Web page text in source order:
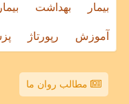
بیمار بهداشت
آموزش رپورتاژ
مطالب روان ما